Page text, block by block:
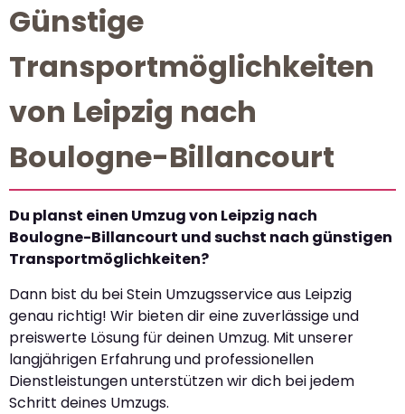
Günstige
Transportmöglichkeiten
von Leipzig nach
Boulogne-Billancourt
Du planst einen Umzug von Leipzig nach
Boulogne-Billancourt und suchst nach günstigen
Transportmöglichkeiten?
Dann bist du bei Stein Umzugsservice aus Leipzig
genau richtig! Wir bieten dir eine zuverlässige und
preiswerte Lösung für deinen Umzug. Mit unserer
langjährigen Erfahrung und professionellen
Dienstleistungen unterstützen wir dich bei jedem
Schritt deines Umzugs.